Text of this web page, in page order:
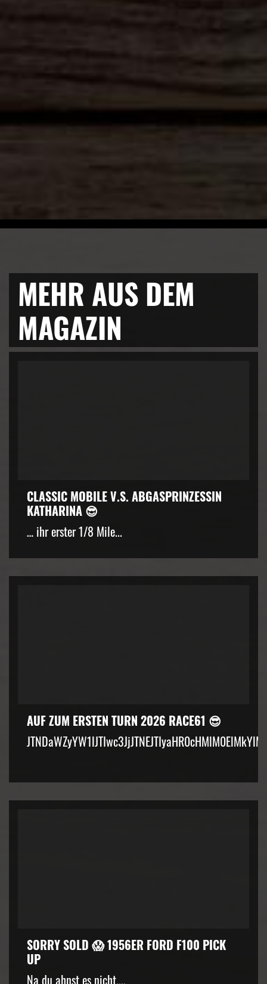
MEHR AUS DEM
MAGAZIN
CLASSIC MOBILE V.S. ABGASPRINZESSIN
KATHARINA 😎
… ihr erster 1/8 Mile...
AUF ZUM ERSTEN TURN 2026 RACE61 😎
SORRY SOLD 😱 1956ER FORD F100 PICK
UP
Na du ahnst es nicht....